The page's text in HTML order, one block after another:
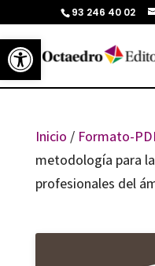
Abrir barra de herramientas
93 246 40 02
Inicio / Formato-
metodología para
profesionales del